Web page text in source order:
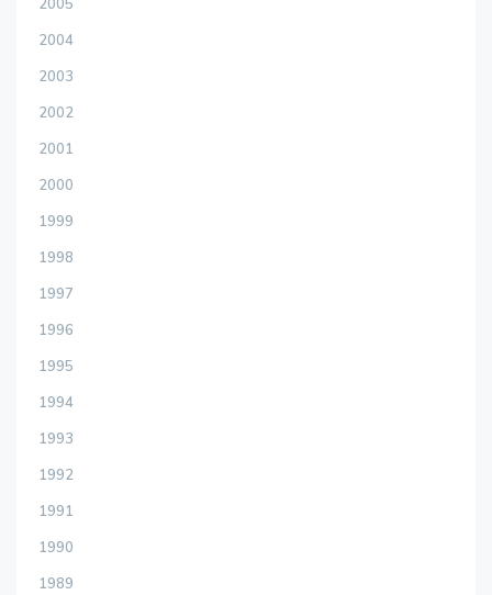
2005
2004
2003
2002
2001
2000
1999
1998
1997
1996
1995
1994
1993
1992
1991
1990
1989